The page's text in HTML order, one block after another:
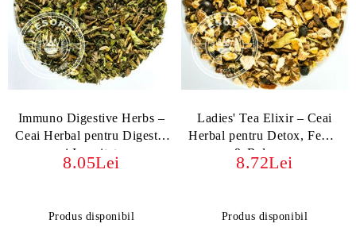
Immuno Digestive Herbs –
Ceai Herbal pentru Digestie
și Imunitate
8.05Lei
Produs disponibil
Ladies' Tea Elixir – Ceai
Herbal pentru Detox, Femei
& Relaxare
8.72Lei
Produs disponibil